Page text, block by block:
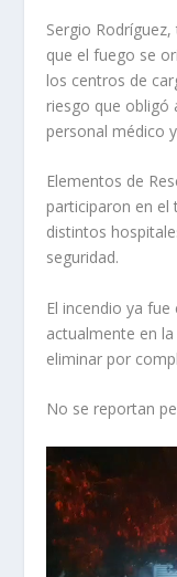
Sergio
que el fuego se
los centros de
riesgo que obligó
personal médico
Elementos de
participaron en el
distintos
seguridad.
El incendio ya
actualmente en
eliminar por
No se reportan